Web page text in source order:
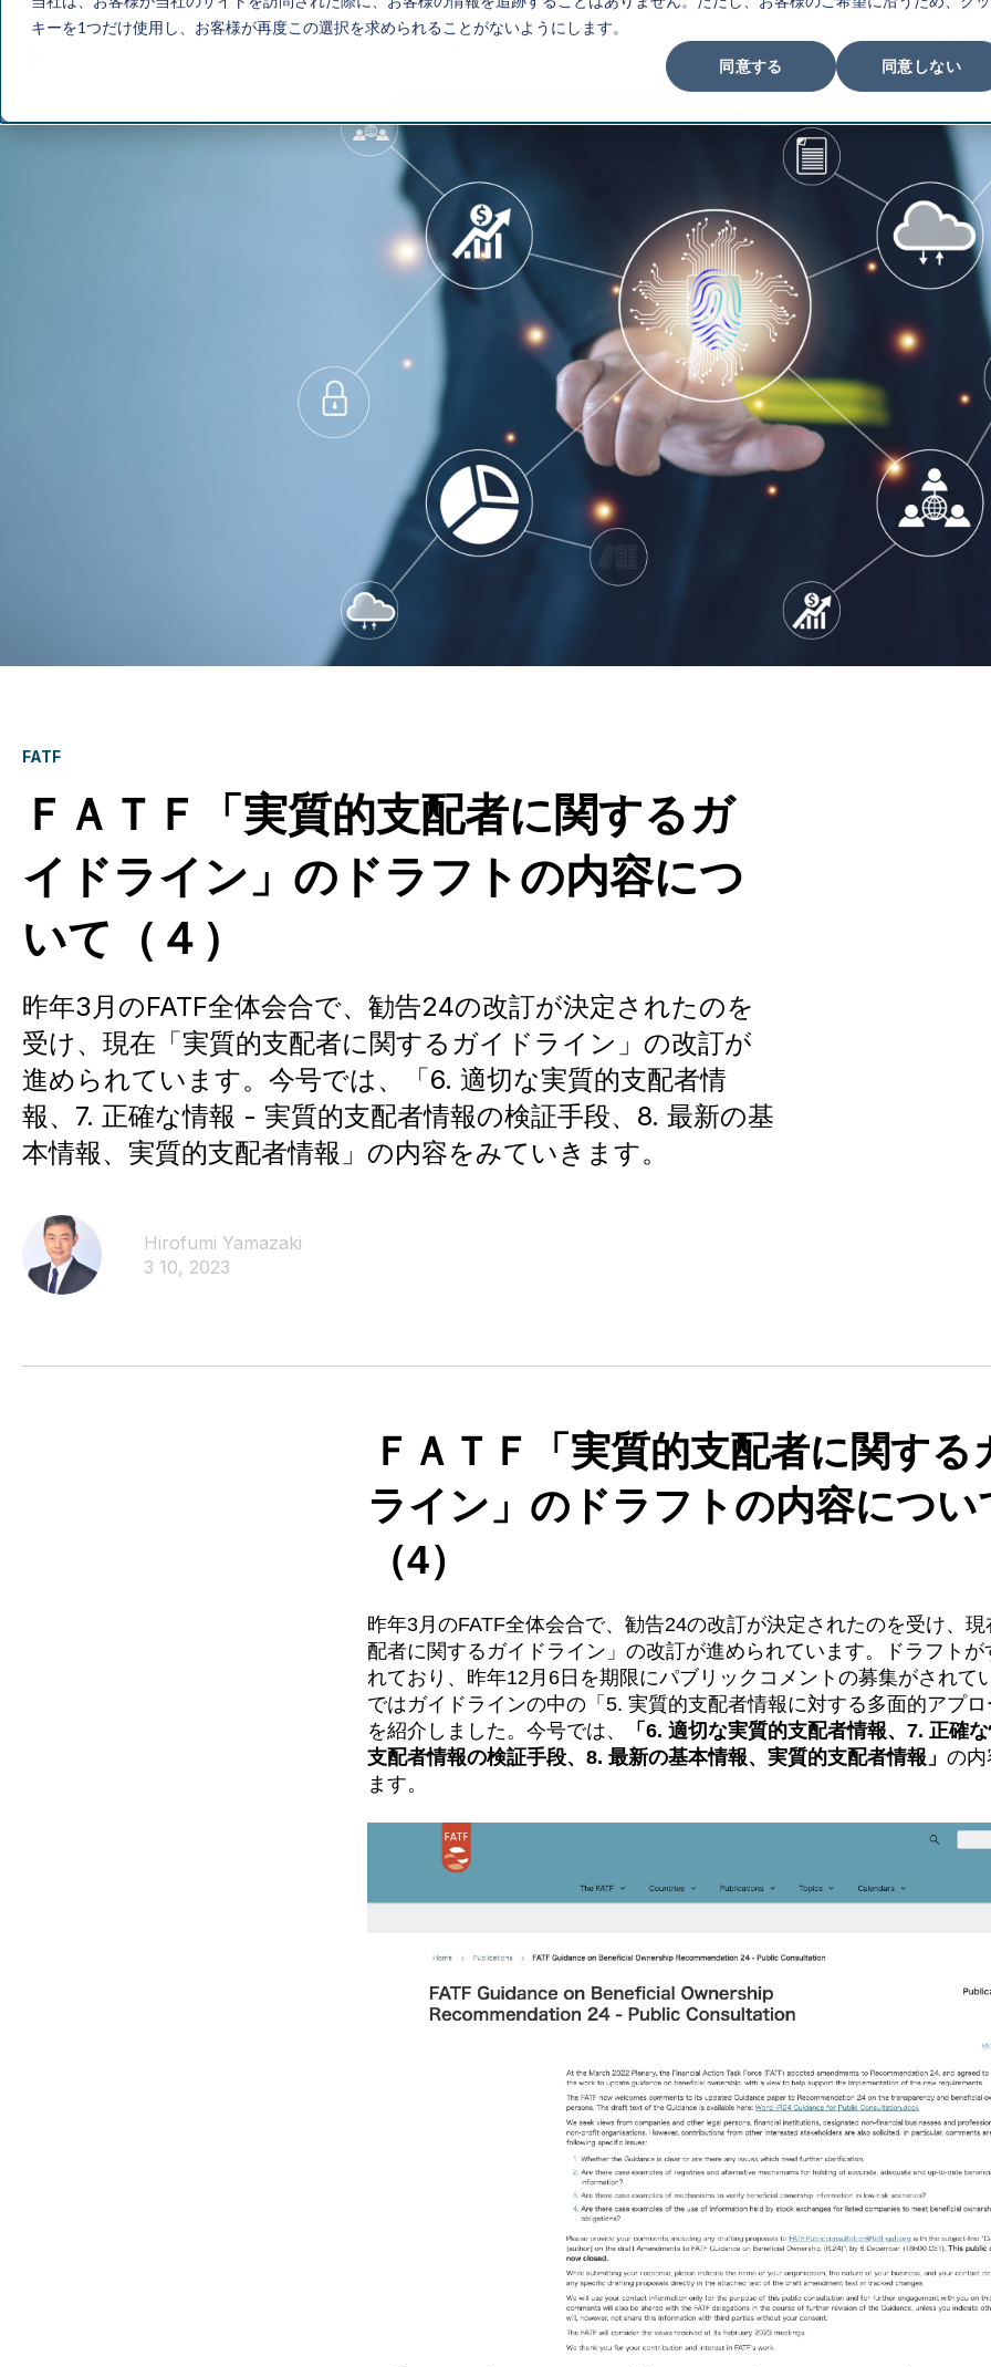
キーを1つだけ使用し、お客様が再度この選択を求められることがないようにします。
同意する 同意しない
会社概要 採用情報 C-
FATF
ＦＡＴＦ「実質的支配者に関するガ
イドライン」のドラフトの内容につ
いて（４）
昨年3月のFATF全体会合で、勧告24の改訂が決定されたのを
受け、現在「実質的支配者に関するガイドライン」の改訂が
進められています。今号では、「6. 適切な実質的支配者情
報、7. 正確な情報 - 実質的支配者情報の検証手段、8. 最新の基
本情報、実質的支配者情報」の内容をみていきます。
Hirofumi Yamazaki
3 10, 2023
ＦＡＴＦ「実質的支配者に関する
ライン」のドラフトの内容につ
（4）
昨年3月のFATF全体会合で、勧告24の改訂が決定されたのを受け、
配者に関するガイドライン」の改訂が進められています。ドラフトが
れており、昨年12月6日を期限にパブリックコメントの募集がされて
ではガイドラインの中の「5. 実質的支配者情報に対する多面的アプ
を紹介しました。今号では、
「6. 適切な実質的支配者情報、7. 正確
支配者情報の検証手段、8. 最新の基本情報、実質的支配者情報」 の内
ます。